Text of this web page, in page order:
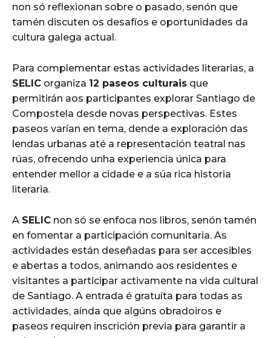
non só reflexionan sobre o pasado, senón que
tamén discuten os desafíos e oportunidades da
cultura galega actual.
Para complementar estas actividades literarias, a
SELIC organiza 12 paseos culturais que
permitirán aos participantes explorar Santiago de
Compostela desde novas perspectivas. Estes
paseos varían en tema, dende a exploración das
lendas urbanas até a representación teatral nas
rúas, ofrecendo unha experiencia única para
entender mellor a cidade e a súa rica historia
literaria.
A SELIC non só se enfoca nos libros, senón tamén
en fomentar a participación comunitaria. As
actividades están deseñadas para ser accesibles
e abertas a todos, animando aos residentes e
visitantes a participar activamente na vida cultural
de Santiago. A entrada é gratuíta para todas as
actividades, aínda que algúns obradoiros e
paseos requiren inscrición previa para garantir a